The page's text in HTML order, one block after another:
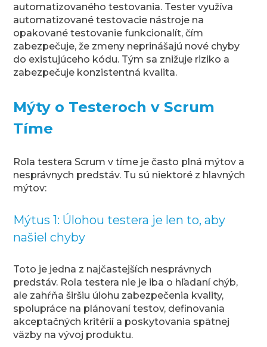
automatizovaného testovania. Tester využíva
automatizované testovacie nástroje na
opakované testovanie funkcionalít, čím
zabezpečuje, že zmeny neprinášajú nové chyby
do existujúceho kódu. Tým sa znižuje riziko a
zabezpečuje konzistentná kvalita.
Mýty o Testeroch v Scrum
Tíme
Rola testera Scrum v tíme je často plná mýtov a
nesprávnych predstáv. Tu sú niektoré z hlavných
mýtov:
Mýtus 1: Úlohou testera je len to, aby
našiel chyby
Toto je jedna z najčastejších nesprávnych
predstáv. Rola testera nie je iba o hľadaní chýb,
ale zahŕňa širšiu úlohu zabezpečenia kvality,
spolupráce na plánovaní testov, definovania
akceptačných kritérií a poskytovania spätnej
väzby na vývoj produktu.